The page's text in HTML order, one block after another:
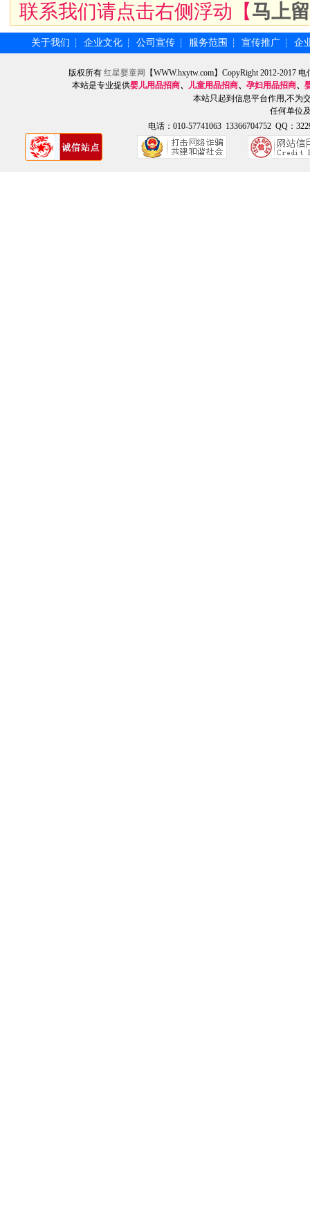
联系我们请点击右侧浮动【马上
关于我们 ┆ 企业文化 ┆ 公司宣传 ┆ 服务范围 ┆ 宣传推广 ┆ 企
版权所有 红星婴童网
【WWW.hxytw.com】CopyRight 2012-2017
本站是专业提供婴儿用品招商、 儿童用品招商、 孕妇用品招商、
本站只起到信息平台作用,不为
任何单位
电话：010-57741063 13366704752 QQ：